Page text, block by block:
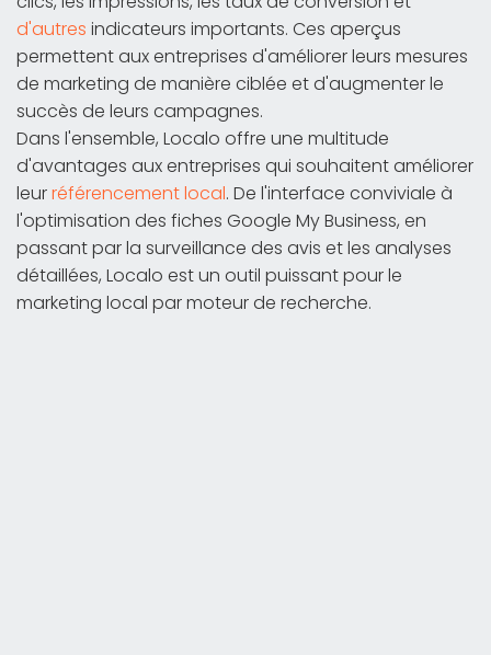
d'autres indicateurs importants. Ces aperçus
permettent aux entreprises d'améliorer leurs mesures
de marketing de manière ciblée et d'augmenter le
succès de leurs campagnes.
Dans l'ensemble, Localo offre une multitude
d'avantages aux entreprises qui souhaitent améliorer
leurréférencement local. De l'interface conviviale à
l'optimisation des fiches Google My Business, en
passant par la surveillance des avis et les analyses
détaillées, Localo est un outil puissant pour le
marketing local par moteur de recherche.